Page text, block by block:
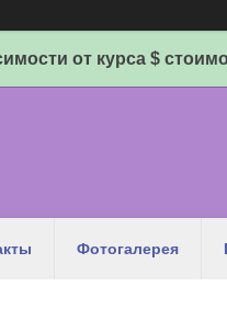
от курса $
Фотогалерея